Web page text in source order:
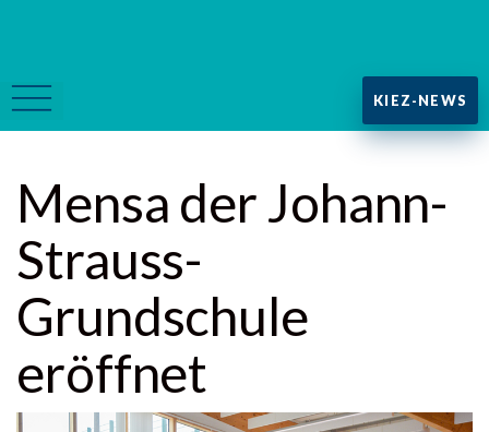
KIEZ-NEWS
Mensa der Johann-
Strauss-
Grundschule
eröffnet